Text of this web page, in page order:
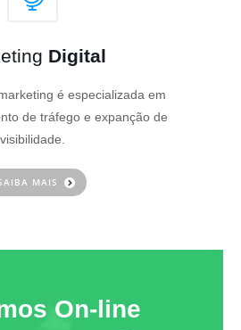
Digital
é especializada em
de tráfego e expanção de
visibilidade.
MAIS
On-line